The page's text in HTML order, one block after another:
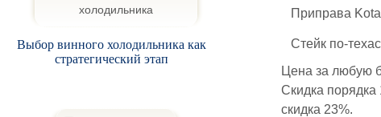
Приправа
Стейк по-
Цена за любую
Скидка порядка
скидка 23%.
Выбор винного холодильника как
стратегический этап